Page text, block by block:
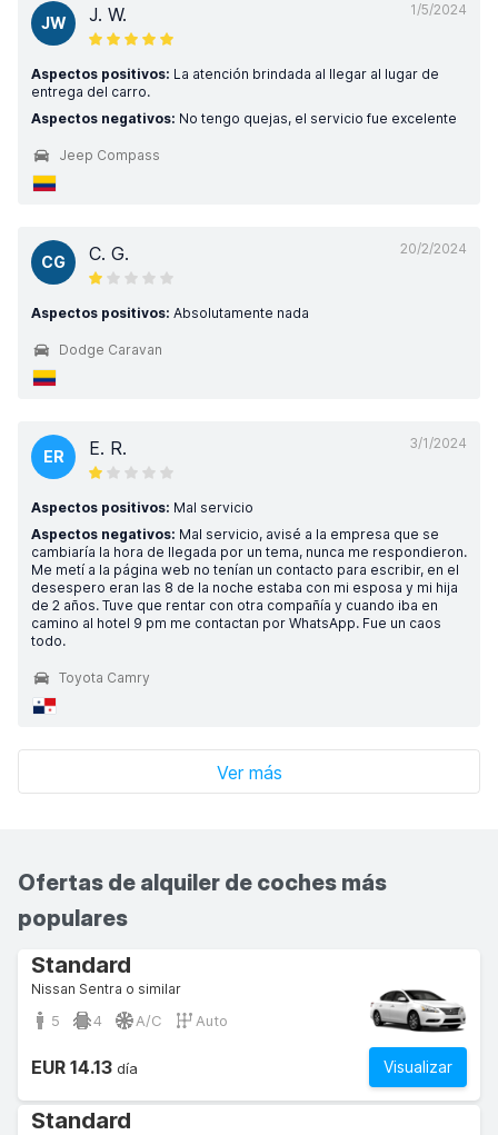
1/5/2024
JW J. W.
Aspectos positivos: La atención brindada al llegar al lugar de
entrega del carro.
Aspectos negativos: No tengo quejas, el servicio fue excelente
Jeep Compass
20/2/2024
CG C. G.
Aspectos positivos: Absolutamente nada
Dodge Caravan
3/1/2024
ER E. R.
Aspectos positivos: Mal servicio
Aspectos negativos: Mal servicio, avisé a la empresa que se
cambiaría la hora de llegada por un tema, nunca me respondieron.
Me metí a la página web no tenían un contacto para escribir, en el
desespero eran las 8 de la noche estaba con mi esposa y mi hija
de 2 años. Tuve que rentar con otra compañía y cuando iba en
camino al hotel 9 pm me contactan por WhatsApp. Fue un caos
todo.
Toyota Camry
Ver más
Ofertas de alquiler de coches más
populares
Standard
Nissan Sentra o similar
5 4 A/C Auto
Visualizar
EUR 14.13 día
Standard